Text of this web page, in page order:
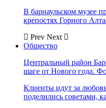
В барнаульском музее
крепостях Горного
Prev Next
Общество
Центральный район
шаге от Нового года.
Клиенты идут за
поделились советами,